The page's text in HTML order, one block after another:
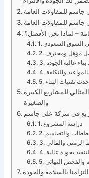
للمقاولات العامة
للمقاولات العامة
– لماذا نحن الأفضل؟
في السوق السعودي
مؤهل ومحترف
بناء عالية الجودة
بالمواعيد والتكلفة
أحدث تقنيات البناء
للمشاريع الكبيرة
والصغيرة
في شركة علي جاسم
1. دراسة المشروع
والتصاميم
الزمني والمالي
4. التنفيذ بجودة عالية
والفحص النهائي
التزامنا بالسلامة والجودة